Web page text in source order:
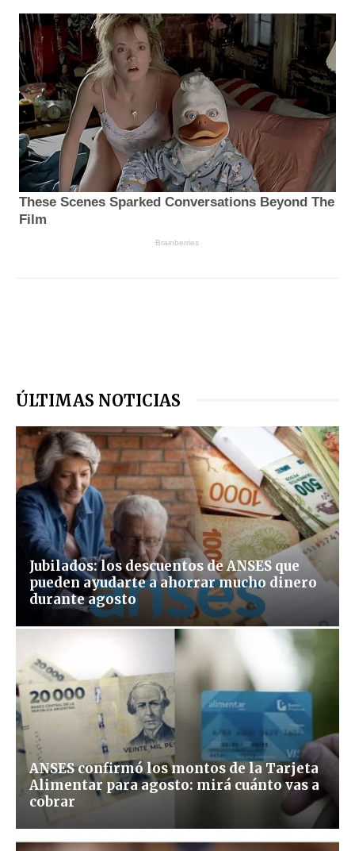
ÚLTIMAS NOTICIAS
Jubilados: los descuentos de ANSES que
pueden ayudarte a ahorrar mucho dinero
durante agosto
ANSES confirmó los montos de la Tarjeta
Alimentar para agosto: mirá cuánto vas a
cobrar